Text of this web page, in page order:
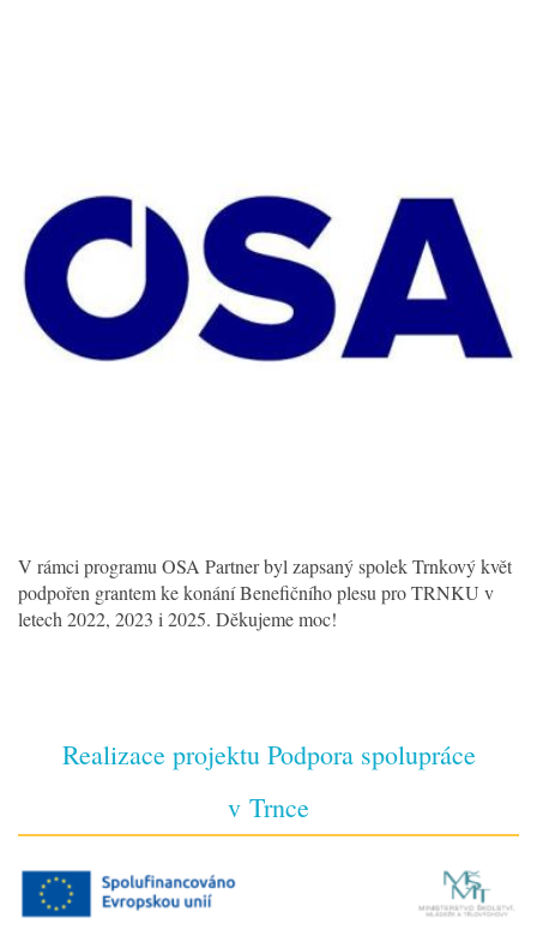
V rámci programu OSA Partner byl zapsaný spolek Trnkový květ
podpořen grantem ke konání Benefičního plesu pro TRNKU v
letech 2022, 2023 i 2025. Děkujeme moc!
Realizace projektu Podpora spolupráce
v Trnce